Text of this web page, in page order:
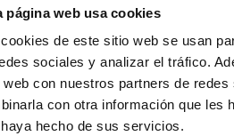
página web usa cookies
de este sitio web se usan
sociales y analizar el tráfico.
web con nuestros partners de
con otra información que les
hecho de sus servicios.
Documentos de
Lineas I+D
Transparencia y
Perfil del
Política del
Plan de